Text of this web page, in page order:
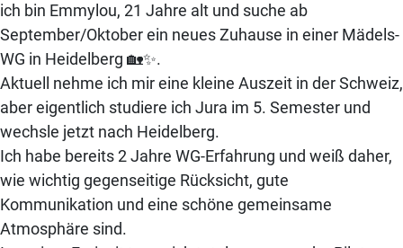
ich bin Emmylou, 21 Jahre alt und suche ab
September/Oktober ein neues Zuhause in einer Mädels-
WG in Heidelberg 🏡✨.
Aktuell nehme ich mir eine kleine Auszeit in der Schweiz,
aber eigentlich studiere ich Jura im 5. Semester und
wechsle jetzt nach Heidelberg.
Ich habe bereits 2 Jahre WG-Erfahrung und weiß daher,
wie wichtig gegenseitige Rücksicht, gute
Kommunikation und eine schöne gemeinsame
Atmosphäre sind.